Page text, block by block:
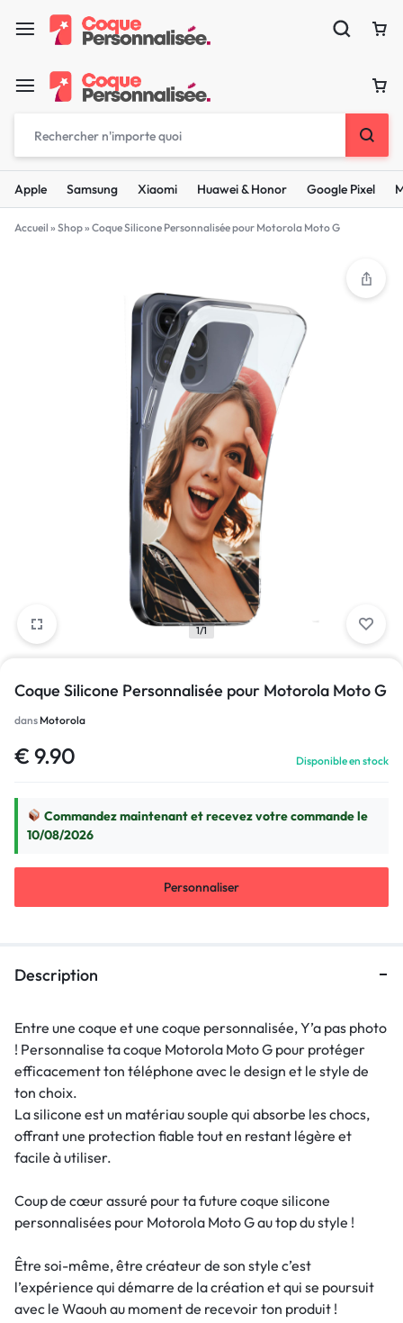
Apple Samsung Xiaomi Huawei & Honor Google Pixel
Accueil » Shop» Coque Silicone Personnalisée pour Motorola Moto G
1/1
Coque Silicone Personnalisée pour Motorola Moto G
dans Motorola
€ 9.90 Disponible en stock
Commandez maintenant et recevez votre commande le
10/08/2026
Personnaliser
Description
Entre une coque et une coque personnalisée, Y’a pas photo
! Personnalise ta coque Motorola Moto G pour protéger
efficacement ton téléphone avec le design et le style de
ton choix.
La silicone est un matériau souple qui absorbe les chocs,
offrant une protection fiable tout en restant légère et
facile à utiliser.
Coup de cœur assuré pour ta future coque silicone
personnalisées pour Motorola Moto G au top du style !
Être soi-même, être créateur de son style c’est
l’expérience qui démarre de la création et qui se poursuit
avec le Waouh au moment de recevoir ton produit !